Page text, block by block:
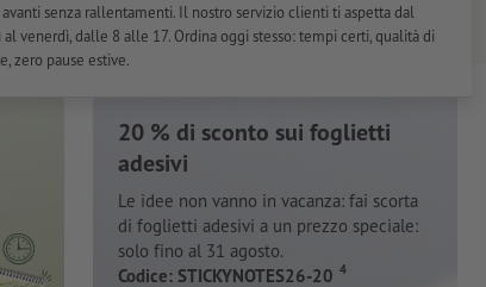
senza rallentamenti. Il nostro servizio clienti ti aspetta dal
venerdì, dalle 8 alle 17. Ordina oggi stesso: tempi certi, qualità di
zero pause estive.
20 % di sconto sui foglietti
adesivi
Le idee non vanno in vacanza: fai scorta
di foglietti adesivi a un prezzo speciale:
solo fino al 31 agosto.
Codice: STICKYNOTES26-20 4